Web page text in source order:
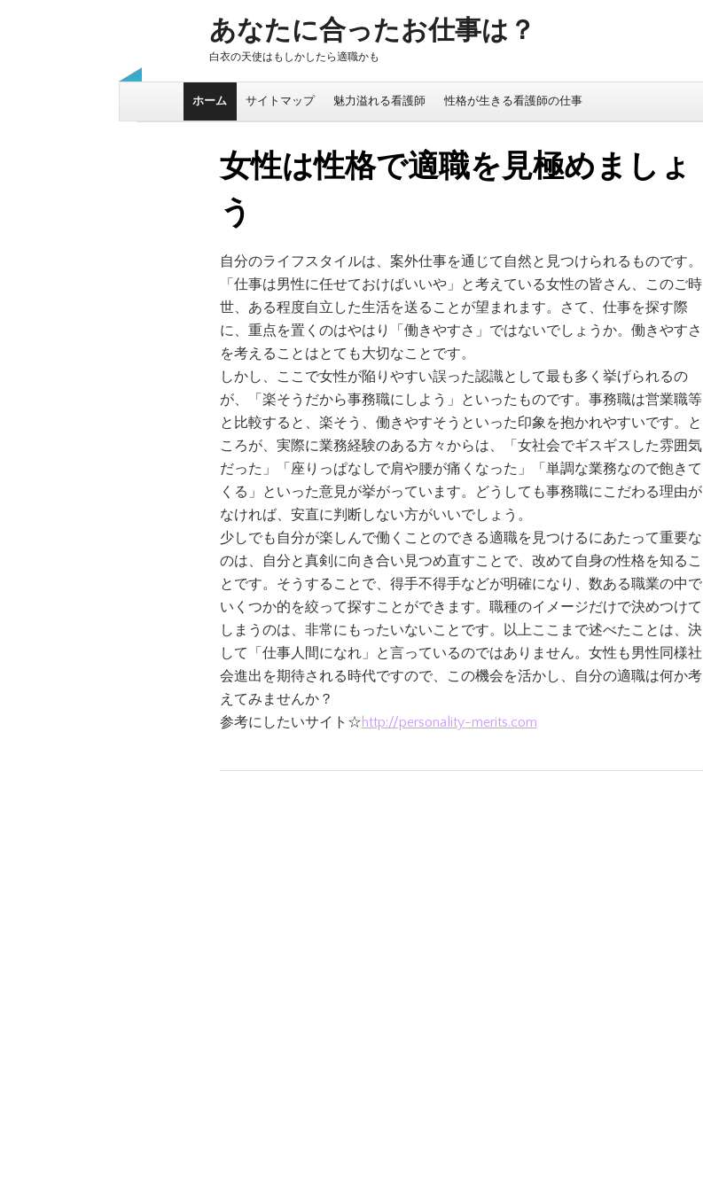
あなたに合ったお仕事は？
白衣の天使はもしかしたら適職かも
Skip to content
ホーム サイトマップ 魅力溢れる看護師 性格が生きる看護師の仕事
女性は性格で適職を見極めましょ
う
自分のライフスタイルは、案外仕事を通じて自然と見つけられるものです。
「仕事は男性に任せておけばいいや」と考えている女性の皆さん、このご時
世、ある程度自立した生活を送ることが望まれます。さて、仕事を探す際
に、重点を置くのはやはり「働きやすさ」ではないでしょうか。働きやすさ
を考えることはとても大切なことです。
しかし、ここで女性が陥りやすい誤った認識として最も多く挙げられるの
が、「楽そうだから事務職にしよう」といったものです。事務職は営業職等
と比較すると、楽そう、働きやすそうといった印象を抱かれやすいです。と
ころが、実際に業務経験のある方々からは、「女社会でギスギスした雰囲気
だった」「座りっぱなしで肩や腰が痛くなった」「単調な業務なので飽きて
くる」といった意見が挙がっています。どうしても事務職にこだわる理由が
なければ、安直に判断しない方がいいでしょう。
少しでも自分が楽しんで働くことのできる適職を見つけるにあたって重要な
のは、自分と真剣に向き合い見つめ直すことで、改めて自身の性格を知るこ
とです。そうすることで、得手不得手などが明確になり、数ある職業の中で
いくつか的を絞って探すことができます。職種のイメージだけで決めつけて
しまうのは、非常にもったいないことです。以上ここまで述べたことは、決
して「仕事人間になれ」と言っているのではありません。女性も男性同様社
会進出を期待される時代ですので、この機会を活かし、自分の適職は何か考
えてみませんか？
参考にしたいサイト☆http://personality-merits.com